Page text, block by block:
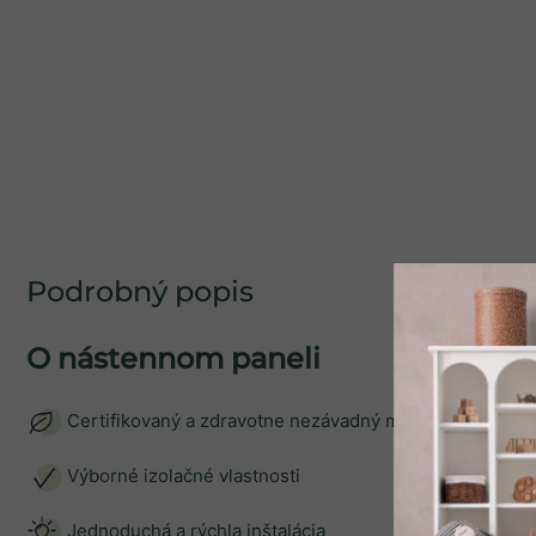
Podrobný popis
O nástennom paneli
Certifikovaný a zdravotne nezávadný materiál
Výborné izolačné vlastnosti
Jednoduchá a rýchla inštalácia
SPÄŤ DO